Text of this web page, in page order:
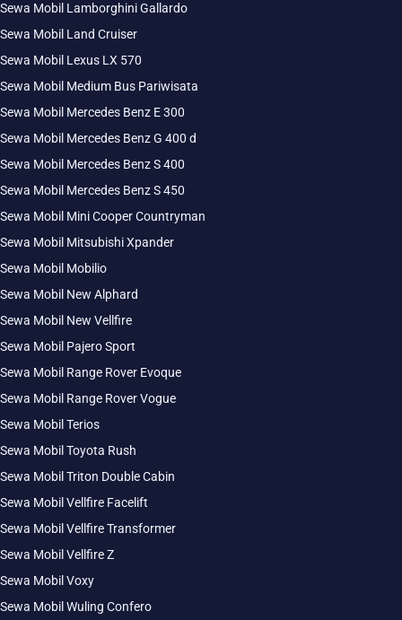
Sewa Mobil Lamborghini Gallardo
Sewa Mobil Land Cruiser
Sewa Mobil Lexus LX 570
Sewa Mobil Medium Bus Pariwisata
Sewa Mobil Mercedes Benz E 300
Sewa Mobil Mercedes Benz G 400 d
Sewa Mobil Mercedes Benz S 400
Sewa Mobil Mercedes Benz S 450
Sewa Mobil Mini Cooper Countryman
Sewa Mobil Mitsubishi Xpander
Sewa Mobil Mobilio
Sewa Mobil New Alphard
Sewa Mobil New Vellfire
Sewa Mobil Pajero Sport
Sewa Mobil Range Rover Evoque
Sewa Mobil Range Rover Vogue
Sewa Mobil Terios
Sewa Mobil Toyota Rush
Sewa Mobil Triton Double Cabin
Sewa Mobil Vellfire Facelift
Sewa Mobil Vellfire Transformer
Sewa Mobil Vellfire Z
Sewa Mobil Voxy
Sewa Mobil Wuling Confero